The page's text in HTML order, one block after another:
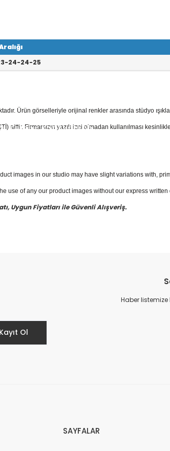
24-24-25
Sandaletler, Babe
Keten - Kot Ayakkab
Ürün görselleriyle orijinal renkler arasında stüdyo
aittir. Firmamızın yazılı izni olmadan kullanılması
images in our studio may have slight variations with,
use of any our product images without our express
Uygun Fiyatları ile Güvenli Alışveriş.
Kayıt Ol
Haber
SAYFALAR